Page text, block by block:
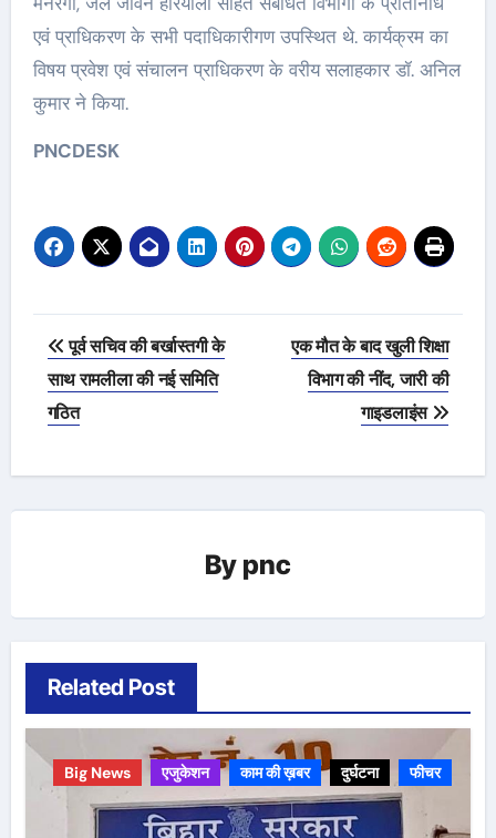
एवं प्राधिकरण के सभी पदाधिकारीगण उपस्थित थे. कार्यक्रम का
विषय प्रवेश एवं संचालन प्राधिकरण के वरीय सलाहकार डॉ. अनिल
कुमार ने किया.
PNCDESK
Post
navigation
पूर्व सचिव की बर्खास्तगी के
साथ रामलीला की नई समिति
गठित
एक मौत के बाद खुली शिक्षा
विभाग की नींद, जारी की
गाइडलाइंस
By pnc
Related Post
Big News एजुकेशन काम की ख़बर दुर्घटना फीचर